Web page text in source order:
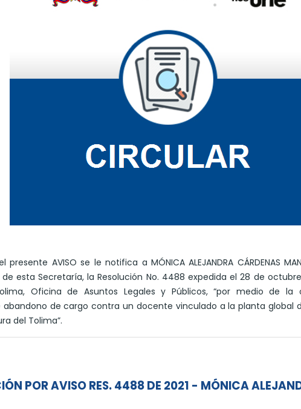
AVISO se le notifica a MÓNICA ALEJANDRA CÁRDENAS
esta Secretaría, la Resolución No. 4488 expedida el 28 de
Oficina de Asuntos Legales y Públicos, “por medio de
de cargo contra un docente vinculado a la planta global
del Tolima”.
POR AVISO RES. 4488 DE 2021 - MÓNICA